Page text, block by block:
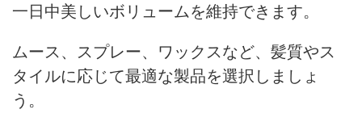
一日中美しいボリュームを維持できます。
ムース、スプレー、ワックスなど、髪質やス
タイルに応じて最適な製品を選択しましょ
う。